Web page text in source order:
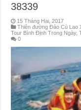
38339
15 Tháng Hai, 2017
Thiên đường Đảo Cù Lao
Tour Bình Định Trong Ngày,
0